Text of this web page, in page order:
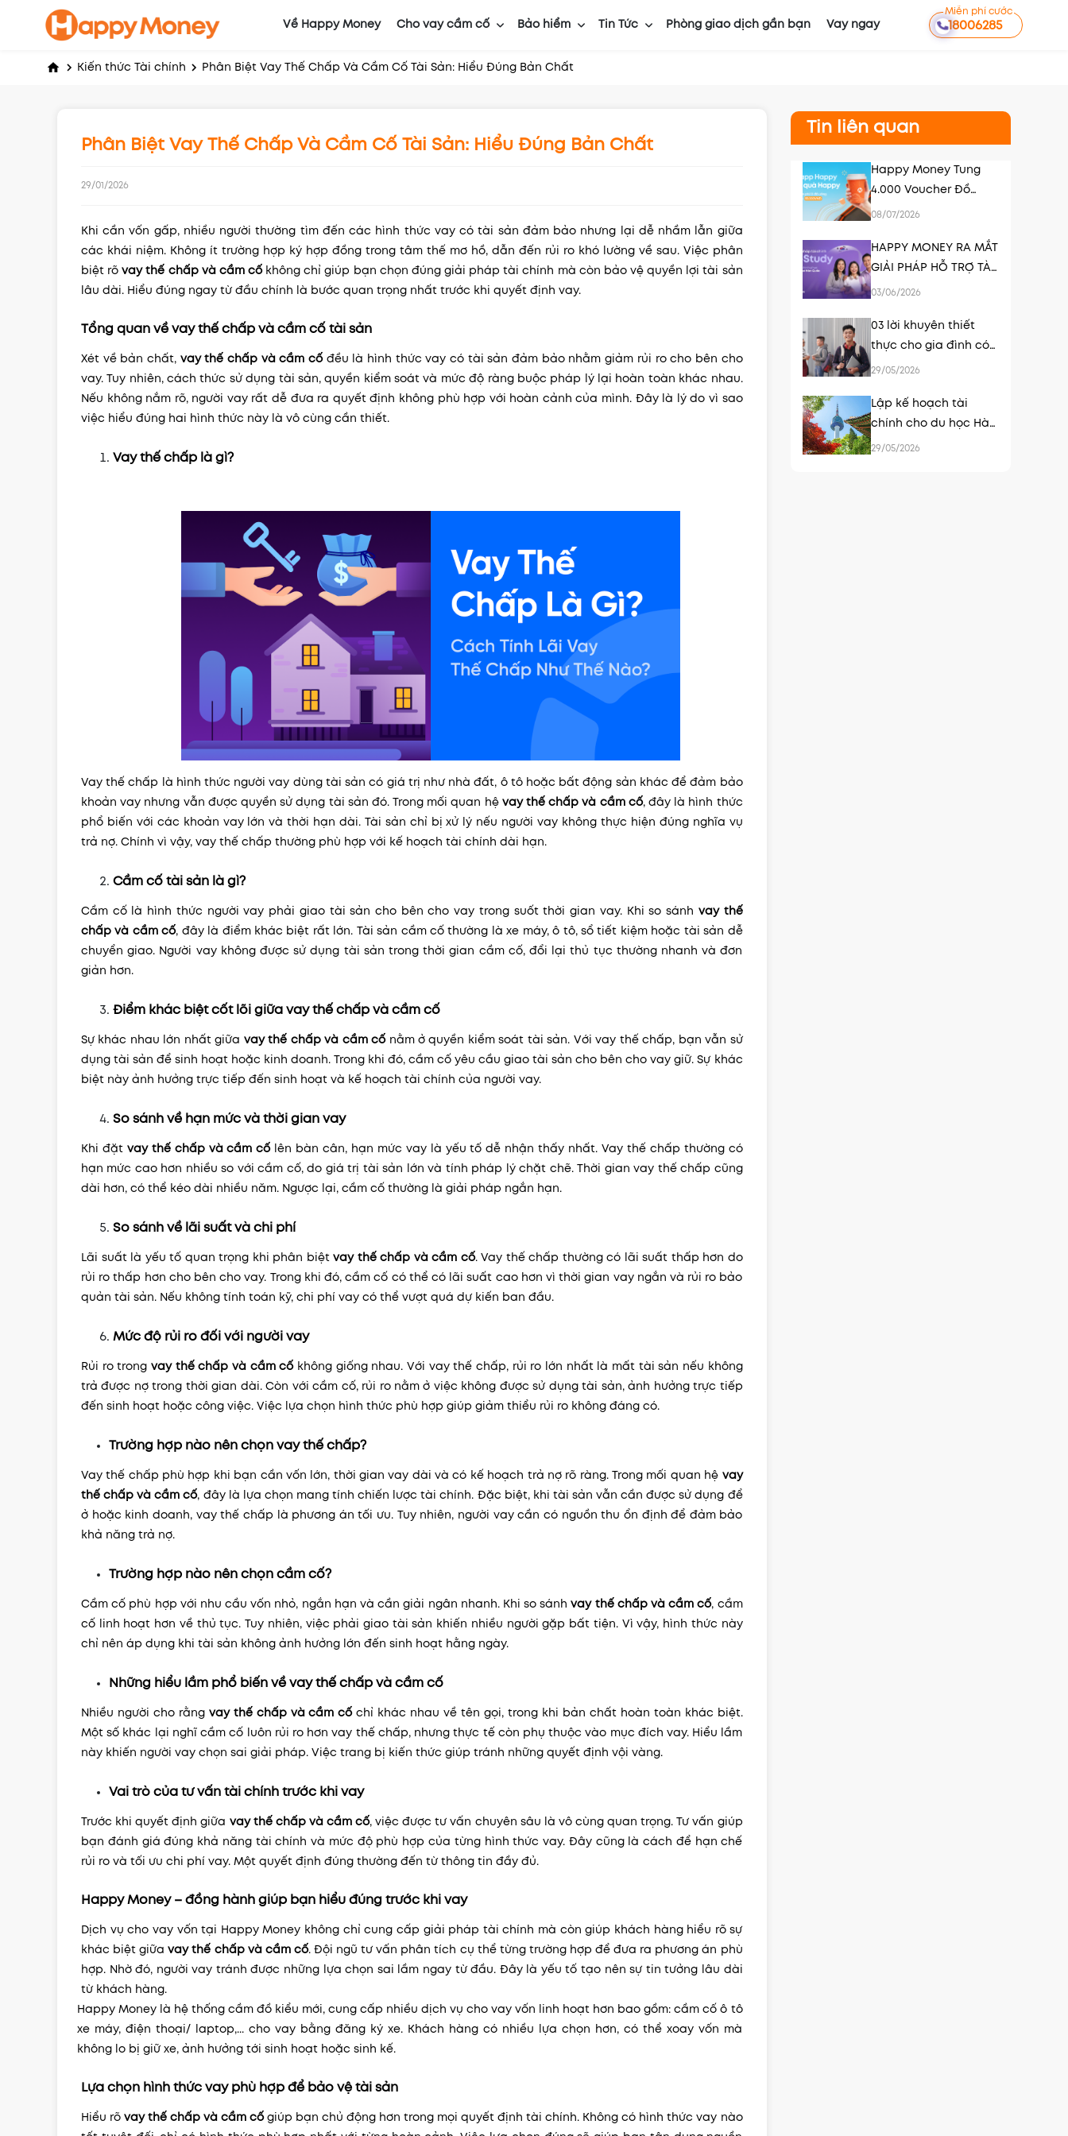
Về Happy Money Cho vay cầm cố Bảo hiểm Tin Tức Phòng giao dịch gần bạn Vay ngay
Miễn phí cước
18006285
Kiến thức Tài chính Phân Biệt Vay Thế Chấp Và Cầm Cố Tài Sản: Hiểu Đúng Bản Chất
Phân Biệt Vay Thế Chấp Và Cầm Cố Tài Sản: Hiểu Đúng Bản Chất
29/01/2026
Khi cần vốn gấp, nhiều người thường tìm đến các hình thức vay có tài sản đảm bảo nhưng lại dễ nhầm lẫn giữa
các khái niệm. Không ít trường hợp ký hợp đồng trong tâm thế mơ hồ, dẫn đến rủi ro khó lường về sau. Việc phân
biệt rõvay thế chấp và cầm cốkhông chỉ giúp bạn chọn đúng giải pháp tài chính mà còn bảo vệ quyền lợi tài sản
lâu dài. Hiểu đúng ngay từ đầu chính là bước quan trọng nhất trước khi quyết định vay.
Tổng quan về vay thế chấp và cầm cố tài sản
Xét về bản chất, vay thế chấp và cầm cốđều là hình thức vay có tài sản đảm bảo nhằm giảm rủi ro cho bên cho
vay. Tuy nhiên, cách thức sử dụng tài sản, quyền kiểm soát và mức độ ràng buộc pháp lý lại hoàn toàn khác nhau.
Nếu không nắm rõ, người vay rất dễ đưa ra quyết định không phù hợp với hoàn cảnh của mình. Đây là lý do vì sao
việc hiểu đúng hai hình thức này là vô cùng cần thiết.
Vay thế chấp là gì?
Vay thế chấp là hình thức người vay dùng tài sản có giá trị như nhà đất, ô tô hoặc bất động sản khác để đảm bảo
khoản vay nhưng vẫn được quyền sử dụng tài sản đó. Trong mối quan hệ vay thế chấp và cầm cố, đây là hình thức
phổ biến với các khoản vay lớn và thời hạn dài. Tài sản chỉ bị xử lý nếu người vay không thực hiện đúng nghĩa vụ
trả nợ. Chính vì vậy, vay thế chấp thường phù hợp với kế hoạch tài chính dài hạn.
Cầm cố tài sản là gì?
Cầm cố là hình thức người vay phải giao tài sản cho bên cho vay trong suốt thời gian vay. Khi so sánh vay thế
chấp và cầm cố, đây là điểm khác biệt rất lớn. Tài sản cầm cố thường là xe máy, ô tô, sổ tiết kiệm hoặc tài sản dễ
chuyển giao. Người vay không được sử dụng tài sản trong thời gian cầm cố, đổi lại thủ tục thường nhanh và đơn
giản hơn.
Điểm khác biệt cốt lõi giữa vay thế chấp và cầm cố
Sự khác nhau lớn nhất giữa vay thế chấp và cầm cốnằm ở quyền kiểm soát tài sản. Với vay thế chấp, bạn vẫn sử
dụng tài sản để sinh hoạt hoặc kinh doanh. Trong khi đó, cầm cố yêu cầu giao tài sản cho bên cho vay giữ. Sự khác
biệt này ảnh hưởng trực tiếp đến sinh hoạt và kế hoạch tài chính của người vay.
So sánh về hạn mức và thời gian vay
Khi đặt vay thế chấp và cầm cốlên bàn cân, hạn mức vay là yếu tố dễ nhận thấy nhất. Vay thế chấp thường có
hạn mức cao hơn nhiều so với cầm cố, do giá trị tài sản lớn và tính pháp lý chặt chẽ. Thời gian vay thế chấp cũng
dài hơn, có thể kéo dài nhiều năm. Ngược lại, cầm cố thường là giải pháp ngắn hạn.
So sánh về lãi suất và chi phí
Lãi suất là yếu tố quan trọng khi phân biệt vay thế chấp và cầm cố. Vay thế chấp thường có lãi suất thấp hơn do
rủi ro thấp hơn cho bên cho vay. Trong khi đó, cầm cố có thể có lãi suất cao hơn vì thời gian vay ngắn và rủi ro bảo
quản tài sản. Nếu không tính toán kỹ, chi phí vay có thể vượt quá dự kiến ban đầu.
Mức độ rủi ro đối với người vay
Rủi ro trong vay thế chấp và cầm cốkhông giống nhau. Với vay thế chấp, rủi ro lớn nhất là mất tài sản nếu không
trả được nợ trong thời gian dài. Còn với cầm cố, rủi ro nằm ở việc không được sử dụng tài sản, ảnh hưởng trực tiếp
đến sinh hoạt hoặc công việc. Việc lựa chọn hình thức phù hợp giúp giảm thiểu rủi ro không đáng có.
Trường hợp nào nên chọn vay thế chấp?
Vay thế chấp phù hợp khi bạn cần vốn lớn, thời gian vay dài và có kế hoạch trả nợ rõ ràng. Trong mối quan hệ vay
thế chấp và cầm cố, đây là lựa chọn mang tính chiến lược tài chính. Đặc biệt, khi tài sản vẫn cần được sử dụng để
ở hoặc kinh doanh, vay thế chấp là phương án tối ưu. Tuy nhiên, người vay cần có nguồn thu ổn định để đảm bảo
khả năng trả nợ.
Trường hợp nào nên chọn cầm cố?
Cầm cố phù hợp với nhu cầu vốn nhỏ, ngắn hạn và cần giải ngân nhanh. Khi so sánhvay thế chấp và cầm cố, cầm
cố linh hoạt hơn về thủ tục. Tuy nhiên, việc phải giao tài sản khiến nhiều người gặp bất tiện. Vì vậy, hình thức này
chỉ nên áp dụng khi tài sản không ảnh hưởng lớn đến sinh hoạt hằng ngày.
Những hiểu lầm phổ biến về vay thế chấp và cầm cố
Nhiều người cho rằng vay thế chấp và cầm cốchỉ khác nhau về tên gọi, trong khi bản chất hoàn toàn khác biệt.
Một số khác lại nghĩ cầm cố luôn rủi ro hơn vay thế chấp, nhưng thực tế còn phụ thuộc vào mục đích vay. Hiểu lầm
này khiến người vay chọn sai giải pháp. Việc trang bị kiến thức giúp tránh những quyết định vội vàng.
Vai trò của tư vấn tài chính trước khi vay
Trước khi quyết định giữa vay thế chấp và cầm cố, việc được tư vấn chuyên sâu là vô cùng quan trọng. Tư vấn giúp
bạn đánh giá đúng khả năng tài chính và mức độ phù hợp của từng hình thức vay. Đây cũng là cách để hạn chế
rủi ro và tối ưu chi phí vay. Một quyết định đúng thường đến từ thông tin đầy đủ.
Happy Money – đồng hành giúp bạn hiểu đúng trước khi vay
Dịch vụ cho vay vốn tại Happy Money không chỉ cung cấp giải pháp tài chính mà còn giúp khách hàng hiểu rõ sự
khác biệt giữavay thế chấp và cầm cố. Đội ngũ tư vấn phân tích cụ thể từng trường hợp để đưa ra phương án phù
hợp. Nhờ đó, người vay tránh được những lựa chọn sai lầm ngay từ đầu. Đây là yếu tố tạo nên sự tin tưởng lâu dài
từ khách hàng.
Happy Money là hệ thống cầm đồ kiểu mới, cung cấp nhiều dịch vụ cho vay vốn linh hoạt hơn bao gồm: cầm cố ô tô
xe máy, điện thoại/ laptop,... cho vay bằng đăng ký xe. Khách hàng có nhiều lựa chọn hơn, có thể xoay vốn mà
không lo bị giữ xe, ảnh hưởng tới sinh hoạt hoặc sinh kế.
Lựa chọn hình thức vay phù hợp để bảo vệ tài sản
Hiểu rõvay thế chấp và cầm cốgiúp bạn chủ động hơn trong mọi quyết định tài chính. Không có hình thức vay nào
Tin liên quan
Happy Money Tung
4.000 Voucher Đồ
Uống Tri Ân Khách
08/07/2026
HAPPY MONEY RA MẮT
GIẢI PHÁP HỖ TRỢ TÀI
CHÍNH DU HỌC HÀN
03/06/2026
03 lời khuyên thiết
thực cho gia đình có
con du học tại Hàn
29/05/2026
Lập kế hoạch tài
chính cho du học Hàn
Quốc - chuẩn bị sớm,
29/05/2026